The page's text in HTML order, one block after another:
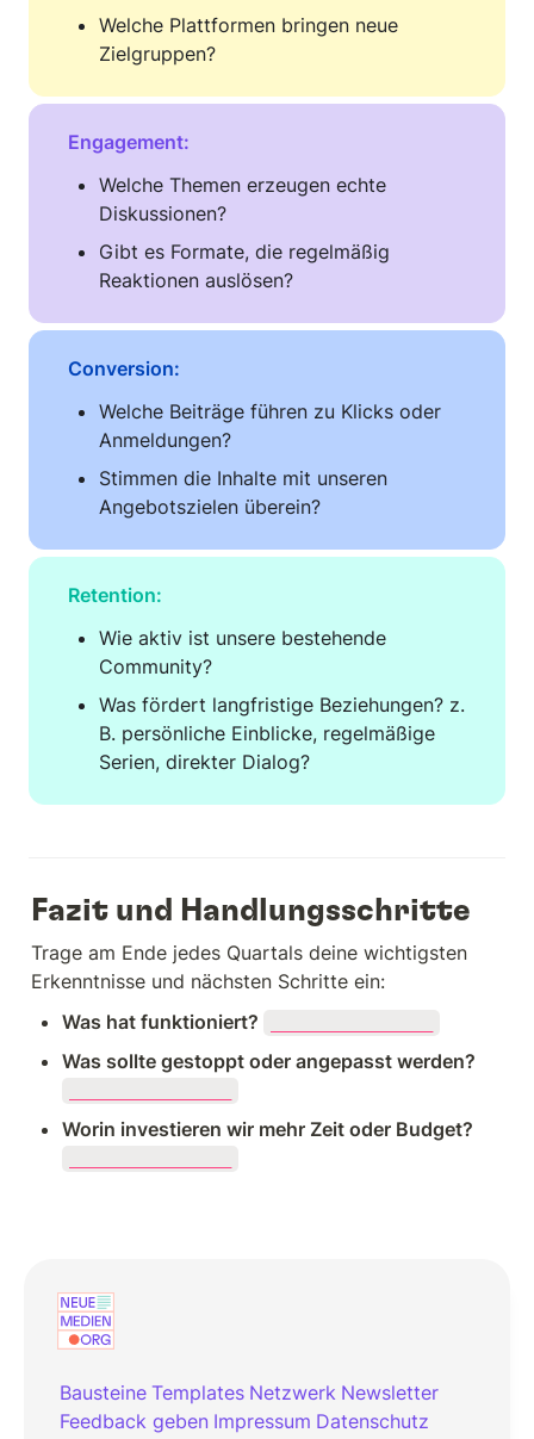
Welche Plattformen bringen neue
Zielgruppen?
Engagement:
Welche Themen erzeugen echte
Diskussionen?
Gibt es Formate, die regelmäßig
Reaktionen auslösen?
Conversion:
Welche Beiträge führen zu Klicks oder
Anmeldungen?
Stimmen die Inhalte mit unseren
Angebotszielen überein?
Retention:
Wie aktiv ist unsere bestehende
Community?
Was fördert langfristige Beziehungen? z.
B. persönliche Einblicke, regelmäßige
Serien, direkter Dialog?
Fazit und Handlungsschritte
Trage am Ende jedes Quartals deine wichtigsten
Erkenntnisse und nächsten Schritte ein:
Was hat funktioniert?
Bausteine Templates Netzwerk Newsletter
Feedback geben Impressum Datenschutz